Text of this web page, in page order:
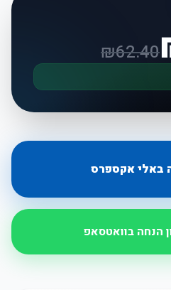
₪62.40
באלי אקספרס
הנחה בוואטסאפ